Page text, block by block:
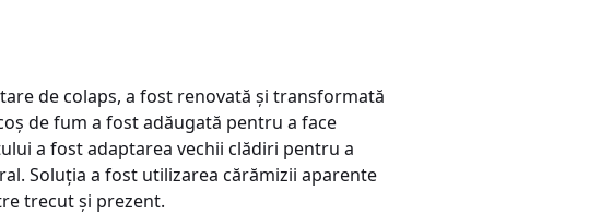
de colaps, a fost renovată şi transformată
de fum a fost adăugată pentru a face
a fost adaptarea vechii clădiri pentru a
Soluţia a fost utilizarea cărămizii aparente
trecut şi prezent.